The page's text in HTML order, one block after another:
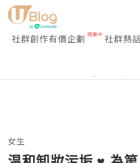
社群創作有價企劃 社群熱
女生